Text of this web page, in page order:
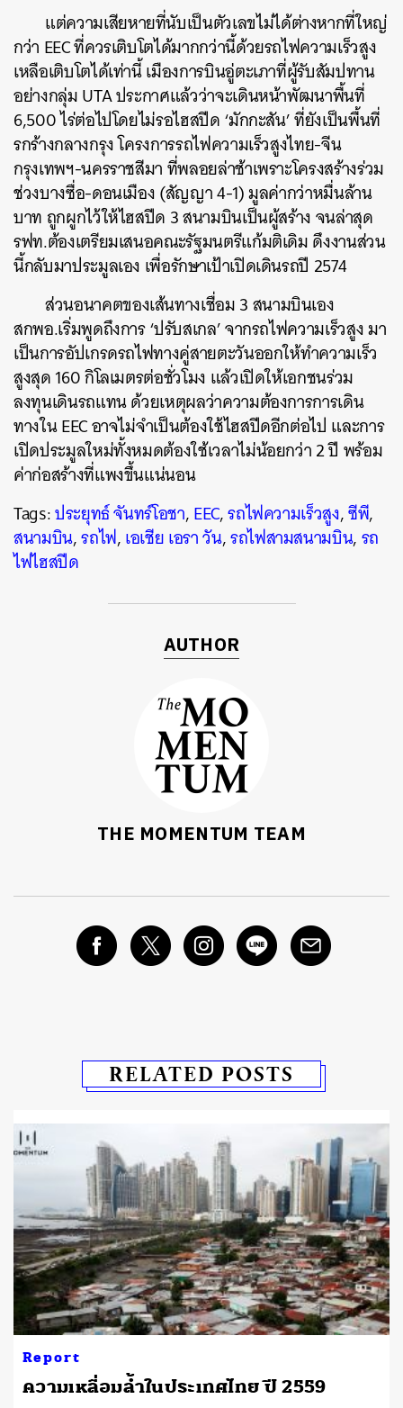
แต่ความเสียหายที่นับเป็นตัวเลขไม่ได้ต่างหากที่ใหญ่
กว่า EEC ที่ควรเติบโตได้มากกว่านี้ด้วยรถไฟความเร็วสูง
เหลือเติบโตได้เท่านี้ เมืองการบินอู่ตะเภาที่ผู้รับสัมปทาน
อย่างกลุ่ม UTA ประกาศแล้วว่าจะเดินหน้าพัฒนาพื้นที่
6,500 ไร่ต่อไปโดยไม่รอไฮสปีด ‘มักกะสัน’ ที่ยังเป็นพื้นที่
รกร้างกลางกรุง โครงการรถไฟความเร็วสูงไทย-จีน
กรุงเทพฯ-นครราชสีมา ที่พลอยล่าช้าเพราะโครงสร้างร่วม
ช่วงบางซื่อ-ดอนเมือง (สัญญา 4-1) มูลค่ากว่าหมื่นล้าน
บาท ถูกผูกไว้ให้ไฮสปีด 3 สนามบินเป็นผู้สร้าง จนล่าสุด
รฟท.ต้องเตรียมเสนอคณะรัฐมนตรีแก้มติเดิม ดึงงานส่วน
นี้กลับมาประมูลเอง เพื่อรักษาเป้าเปิดเดินรถปี 2574
ส่วนอนาคตของเส้นทางเชื่อม 3 สนามบินเอง
สกพอ.เริ่มพูดถึงการ ‘ปรับสเกล’ จากรถไฟความเร็วสูง มา
เป็นการอัปเกรดรถไฟทางคู่สายตะวันออกให้ทำความเร็ว
สูงสุด 160 กิโลเมตรต่อชั่วโมง แล้วเปิดให้เอกชนร่วม
ลงทุนเดินรถแทน ด้วยเหตุผลว่าความต้องการการเดิน
ทางใน EEC อาจไม่จำเป็นต้องใช้ไฮสปีดอีกต่อไป และการ
เปิดประมูลใหม่ทั้งหมดต้องใช้เวลาไม่น้อยกว่า 2 ปี พร้อม
ค่าก่อสร้างที่แพงขึ้นแน่นอน
Tags:ประยุทธ์ จันทร์โอชา,EEC,รถไฟความเร็วสูง,ซีพี,
สนามบิน,รถไฟ,เอเชีย เอรา วัน,รถไฟสามสนามบิน,รถ
ไฟไฮสปีด
AUTHOR
THE MOMENTUM TEAM
RELATED POSTS
Report
ความเหลื่อมล้ำในประเทศไทย ปี 2559